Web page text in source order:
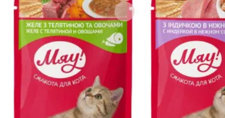
Вкус: